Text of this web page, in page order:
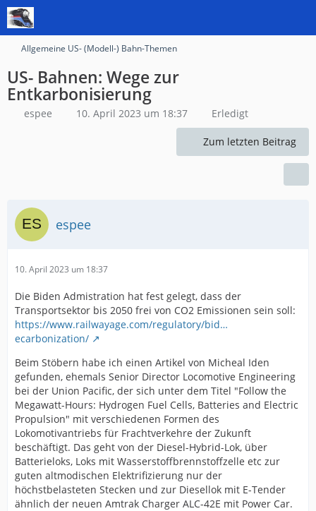
Allgemeine US- (Modell-) Bahn-Themen
US- Bahnen: Wege zur
Entkarbonisierung
espee 10. April 2023 um 18:37 Erledigt
Zum letzten Beitrag
espee
10. April 2023 um 18:37
Die Biden Admistration hat fest gelegt, dass der
Transportsektor bis 2050 frei von CO2 Emissionen sein soll:
https://www.railwayage.com/regulatory/bid…
ecarbonization/
Beim Stöbern habe ich einen Artikel von Micheal Iden
gefunden, ehemals Senior Director Locomotive Engineering
bei der Union Pacific, der sich unter dem Titel "Follow the
Megawatt-Hours: Hydrogen Fuel Cells, Batteries and Electric
Propulsion" mit verschiedenen Formen des
Lokomotivantriebs für Frachtverkehre der Zukunft
beschäftigt. Das geht von der Diesel-Hybrid-Lok, über
Batterieloks, Loks mit Wasserstoffbrennstoffzelle etc zur
guten altmodischen Elektrifizierung nur der
höchstbelasteten Stecken und zur Diesellok mit E-Tender
ähnlich der neuen Amtrak Charger ALC-42E mit Power Car.